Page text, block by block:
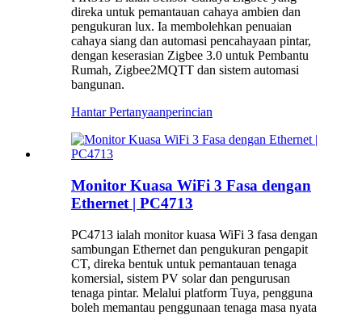
direka untuk pemantauan cahaya ambien dan
pengukuran lux. Ia membolehkan penuaian
cahaya siang dan automasi pencahayaan pintar,
dengan keserasian Zigbee 3.0 untuk Pembantu
Rumah, Zigbee2MQTT dan sistem automasi
bangunan.
Hantar Pertanyaanperincian
Monitor Kuasa WiFi 3 Fasa dengan
Ethernet | PC4713
PC4713 ialah monitor kuasa WiFi 3 fasa dengan
sambungan Ethernet dan pengukuran pengapit
CT, direka bentuk untuk pemantauan tenaga
komersial, sistem PV solar dan pengurusan
tenaga pintar. Melalui platform Tuya, pengguna
boleh memantau penggunaan tenaga masa nyata